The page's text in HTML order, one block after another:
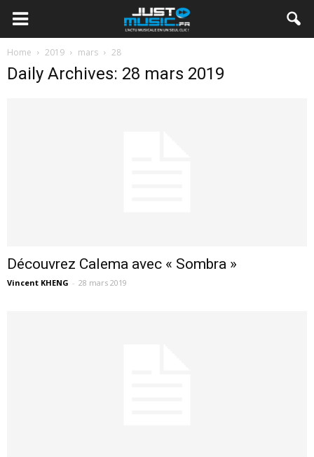
Home 2019 mars 28
Daily Archives: 28 mars 2019
Découvrez Calema avec « Sombra »
Vincent KHENG - 28 mars 2019